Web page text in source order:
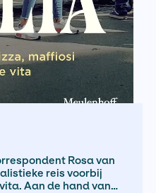
niet worden